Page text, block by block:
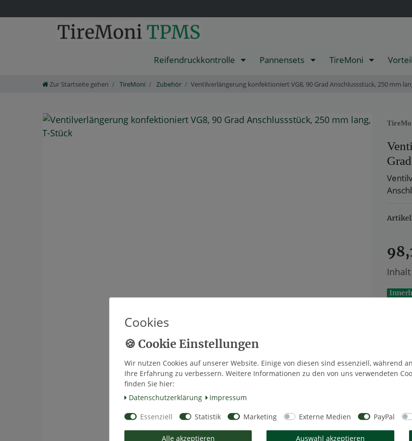
Reifendruckkontrolle Pannensets TireMoni
Zur Startseite gehen TireMoni Zubehör Ventilverlängerung konfektioniert VG8, 90 Grad Anschlussstück, 250 mm
Inhalt
Cookies
Wir nutzen Cookies auf unserer Website. Einige von diesen sind essenziell, während
Ihre Erfahrung zu verbessern. Weitere Informationen zu den von uns verwendeten
finden Sie hier:
Daten­schutz­erklärung
Impressum
Essenziell Statistik Marketing Externe Medien PayPal
Alle akzeptieren Auswahl akzeptieren